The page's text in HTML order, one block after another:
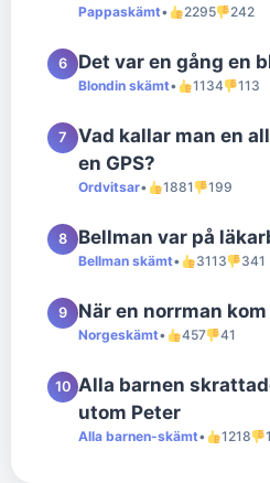
Pappaskämt• 2295 242
6 Det var en gång en
Blondin skämt• 1134 113
7
Vad kallar man en
en GPS?
Ordvitsar• 1881 199
8 Bellman var på
Bellman skämt• 3113 341
9 När en norrman
Norgeskämt• 457 41
10 Alla barnen
utom Peter
Alla barnen-skämt• 1218